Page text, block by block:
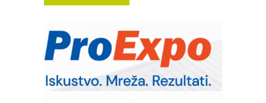
IB BLUMENAUER - više od 40 godina
poverenja u industriji
RMQ-TITAN ADVANCED INDICATOR
– Pametna signalizacija za efikasnije
upravljanje mašinama